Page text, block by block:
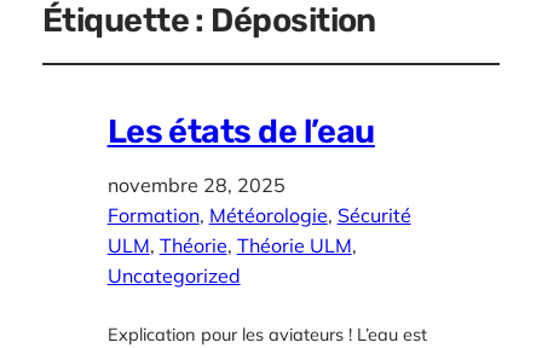
Étiquette : Déposition
Les états de l’eau
novembre 28, 2025
Formation, Météorologie, Sécurité
ULM, Théorie, Théorie ULM
Uncategorized
Explication pour les aviateurs ! L’eau est